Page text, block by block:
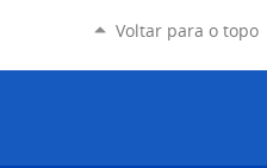
Voltar para o topo